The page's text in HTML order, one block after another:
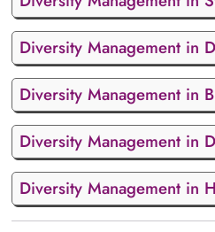
Diversity Management in
Diversity Management in
Diversity Management in
Diversity Management in